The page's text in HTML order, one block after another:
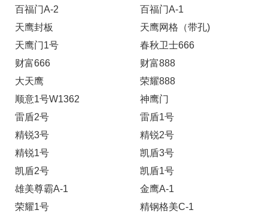
百福门A-2
百福门A-1
天鹰封板
天鹰网格（带孔)
天鹰门1号
春秋卫士666
财富666
财富888
大天鹰
荣耀888
顺意1号W1362
神鹰门
雷盾2号
雷盾1号
精锐3号
精锐2号
精锐1号
凯盾3号
凯盾2号
凯盾1号
雄美尊霸A-1
金鹰A-1
荣耀1号
精钢格美C-1